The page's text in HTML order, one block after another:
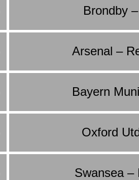
Brondby
Arsenal –
Bayern
Oxford
Swansea –